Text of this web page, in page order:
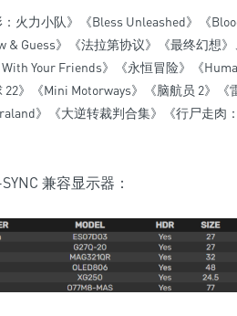
：火力小队》《Bless Unleashed》《
& Guess》《法拉第协议》《最终幻想
With Your Friends》《永恒冒险》《
22》《Mini Motorways》《脑航员 2》《
》《大逆转裁判合集》《行尸走肉
兼容显示器：